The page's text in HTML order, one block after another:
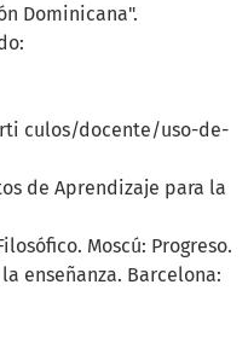
Dominicana".
culos/docente/uso-de-
de Aprendizaje para la
Moscú: Progreso.
enseñanza. Barcelona: